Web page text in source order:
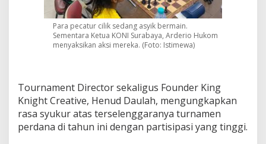
o
n
s
h
i
2
6
d
i
Para pecatur cilik sedang asyik bermain.
Sementara Ketua KONI Surabaya, Arderio Hukom
menyaksikan aksi mereka. (Foto: Istimewa)
Tournament Director sekaligus Founder King
Knight Creative, Henud Daulah, mengungkapkan
rasa syukur atas terselenggaranya turnamen
perdana di tahun ini dengan partisipasi yang tinggi.